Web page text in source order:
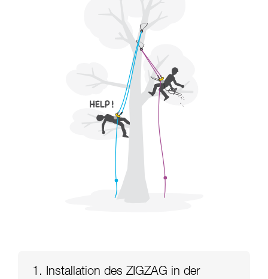
Die Beherrschung dieser Techniken setzt eine
entsprechende Ausbildung und ein spezielles
Training voraus. Prüfen Sie zusammen mit
einem Profi, ob Sie in der Lage sind, den
Vorgang alleine sicher zu wiederholen, bevor
Sie ihn eigenständig durchführen.
Wir geben Beispiele für die mit Ihrer Aktivität
verbundenen Techniken. Möglicherweise gibt es
noch andere Techniken, die hier nicht
beschrieben werden.
1. Installation des ZIGZAG in der